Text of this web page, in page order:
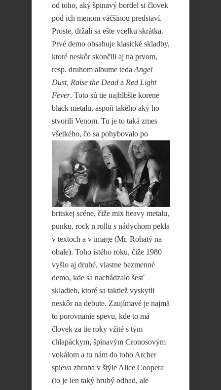
od toho, aký špinavý bordel si človek
pod ich menom väčšinou predstaví.
Proste, držali sa ešte vcelku skrátka.
Prvé demo obsahuje klasické skladby,
ktoré neskôr skončili aj na prvom,
resp. druhom albume teda Angel
Dust, Raise the Dead a Red Light
Fever. Toto sú tie najhlbšie korene
black metalu, aspoň takého aký ho
stvorili Venom. Tu je to taká zmes
všetkého, čo sa pohybovalo po
britskej scéne, čiže mix heavy metalu,
punku, rock n rollu s nádychom pekla
v textoch a v image (Mr. Rohatý na
obale). Toho istého roku, čiže 1980
vyšlo aj druhé, vlastne bezmenné
demo, kde sa nachádzalo šesť
skladieb, ktoré sa taktiež vyskytli
neskôr na debute. Zaujímavé je najmä
to porovnanie spevu, kde to má
človek za tie roky vžité s tým
chlapáckym, špinavým Cronosovým
vokálom a tu nám do toho Archer
spieva zhruba v štýle Alice Coopera
(to je len taký hrubý odhad, ale